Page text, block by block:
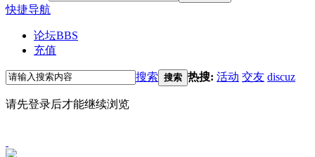
快捷导航
论坛BBS
充值
搜索 搜索 热搜: 活动 交友 discuz
请先登录后才能继续浏览